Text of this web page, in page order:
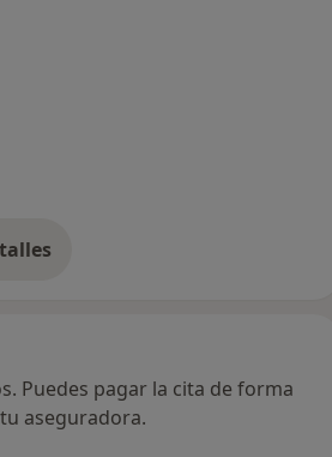
dirección
Puedes pagar la cita de forma
aseguradora.